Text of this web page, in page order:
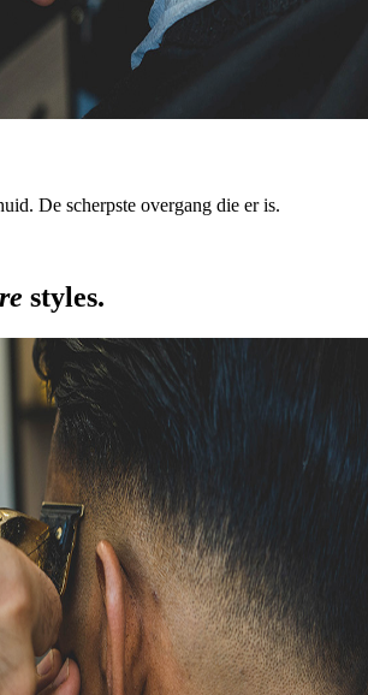
De scherpste overgang die er is.
styles.